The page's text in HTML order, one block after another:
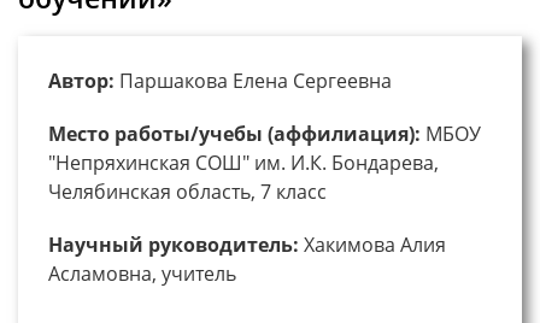
Автор: Паршакова Елена Сергеевна
Место работы/учебы (аффилиация): МБОУ
"Непряхинская СОШ" им. И.К. Бондарева,
Челябинская область, 7 класс
Научный руководитель: Хакимова Алия
Асламовна, учитель